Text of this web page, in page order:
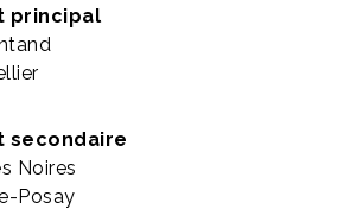
principal
secondaire
Noires
Posay